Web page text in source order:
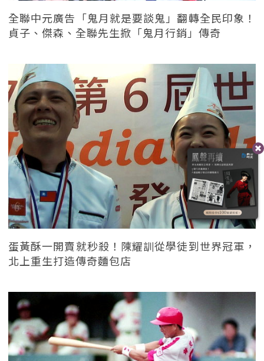
全聯中元廣告「鬼月就是要談鬼」翻轉全民印象！
貞子、傑森、全聯先生掀「鬼月行銷」傳奇
蛋黃酥一開賣就秒殺！陳耀訓從學徒到世界冠軍，
北上重生打造傳奇麵包店